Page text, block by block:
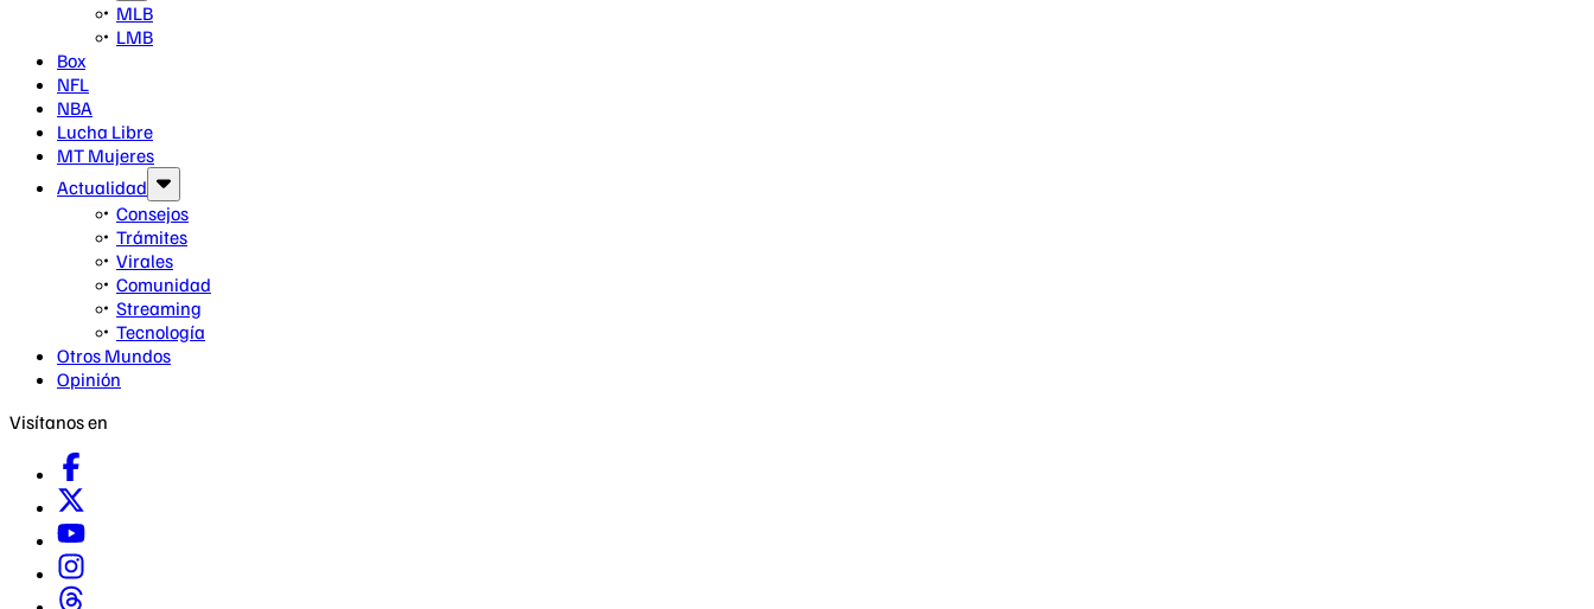
MLB
LMB
Box
NFL
NBA
Lucha Libre
MT Mujeres
Actualidad
Consejos
Trámites
Virales
Comunidad
Streaming
Tecnología
Otros Mundos
Opinión
Visítanos en